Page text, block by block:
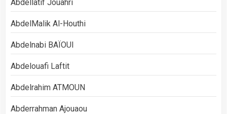
Abdellatif Jouahri
AbdelMalik Al-Houthi
Abdelnabi BAÏOUI
Abdelouafi Laftit
Abdelrahim ATMOUN
Abderrahman Ajouaou